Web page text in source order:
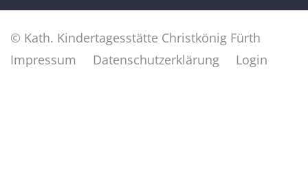
© Kath. Kindertagesstätte Christkönig Fürth
Impressum
Datenschutzerklärung Login